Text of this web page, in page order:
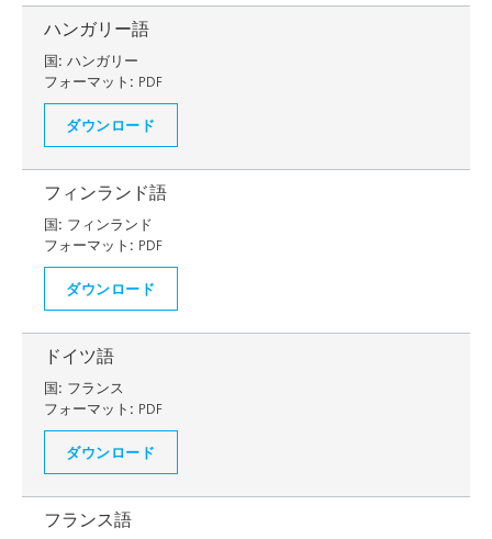
ハンガリー語
国: ハンガリー
フォーマット: PDF
ダウンロード
フィンランド語
国: フィンランド
フォーマット: PDF
ダウンロード
ドイツ語
国: フランス
フォーマット: PDF
ダウンロード
フランス語